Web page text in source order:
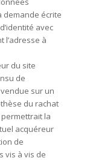
demande écrite
avec
l’adresse à
du site
de
sur un
du rachat
la
acquéreur
de
vis à vis de